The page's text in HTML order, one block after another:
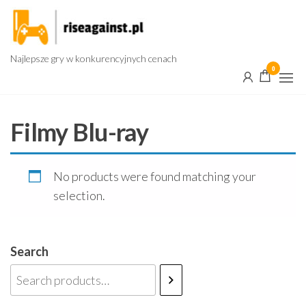
Przejdź
treści
Najlepsze gry w konkurencyjnych cenach
0
Filmy Blu-ray
No products were found matching your
selection.
Search